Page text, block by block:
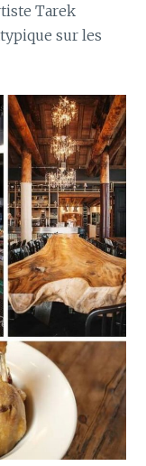
Tarek
sur les